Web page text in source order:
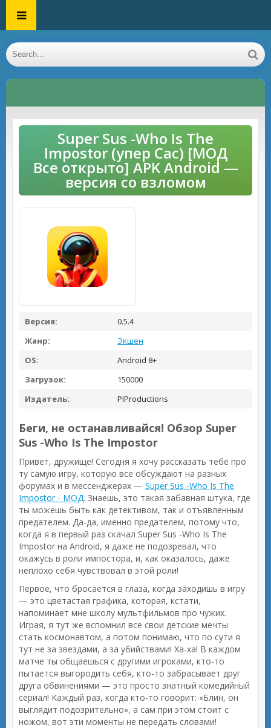
Super Sus -Who Is The
Impostor (упер Сас) [МОД
Все открыто] APK Android —
версия со взломом
Версия:
0.5.4
Жанр:
Экшен
OS:
Android 8+
Загрузок:
150000
Издатель:
PIProductions
Беги, не останавливайся! Обзор Super
Sus -Who Is The Impostor
Привет, дружище! Сегодня я хочу рассказать тебе про
ту самую игру, которую все обсуждают на разных
форумах и в мессенджерах — Super Sus -Who Is The
Impostor - МОД. Знаешь, это такая забавная штука, где
ты можешь быть как детективом, так и отъявленным
предателем. Да-да, именно предателем, потому что,
когда я в первый раз скачал Super Sus -Who Is The
Impostor на Android, я даже не подозревал, что
окажусь в роли импостора, и, как оказалось, даже
неплохо себя чувствовал в этой роли!
Первое, что бросается в глаза, когда заходишь в игру
— это цветастая графика, которая, кстати,
напоминает мне школу мультфильмов про чужих.
Играя, я тут же вспомнил все свои детские мечты
стать космонавтом, а потом понимаю, что по сути я
тут не за звездами, а за убийствами! Ха-ха! В каждом
матче ты общаешься с другими игроками, кто-то
пытается выгородить себя, кто-то забрасывает друг
друга обвинениями — это просто знатный комедийный
сериал! Каждый раз, когда кто-то говорит: «Блин, он
выглядит подозрительно», а сам при этом стоит с
ножом, вот эти моменты не передать словами!